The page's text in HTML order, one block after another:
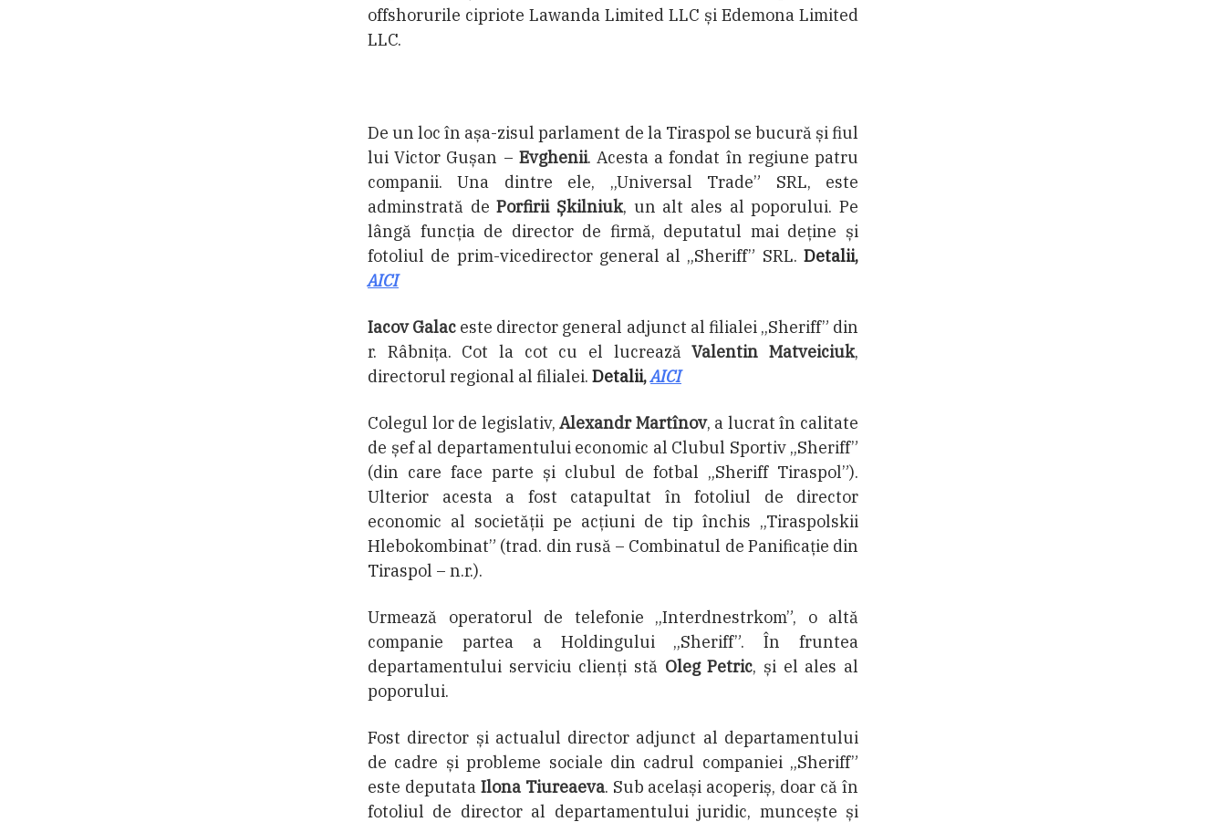
offshorurile cipriote Lawanda Limited LLC și Edemona Limited
LLC.
De un loc în așa-zisul parlament de la Tiraspol se bucură și fiul
lui Victor Gușan – Evghenii. Acesta a fondat în regiune patru
companii. Una dintre ele, „Universal Trade” SRL, este
adminstrată dePorfirii Șkilniuk, un alt ales al poporului. Pe
lângă funcția de director de firmă, deputatul mai deține și
fotoliul de prim-vicedirector general al „Sheriff” SRL. Detalii,
AICI
Iacov Galac este director general adjunct al filialei „Sheriff” din
r. Râbnița. Cot la cot cu el lucreazăValentin Matveiciuk,
directorul regional al filialei. Detalii,AICI
Colegul lor de legislativ,Alexandr Martînov, a lucrat în calitate
de șef al departamentului economic al Clubul Sportiv „Sheriff”
(din care face parte și clubul de fotbal „Sheriff Tiraspol”).
Ulterior acesta a fost catapultat în fotoliul de director
economic al societății pe acțiuni de tip închis „Tiraspolskii
Hlebokombinat” (trad. din rusă – Combinatul de Panificație din
Tiraspol – n.r.).
Urmează operatorul de telefonie „Interdnestrkom”, o altă
companie partea a Holdingului „Sheriff”. În fruntea
departamentului serviciu clienți stă Oleg Petric, și el ales al
poporului.
Fost director și actualul director adjunct al departamentului
de cadre și probleme sociale din cadrul companiei „Sheriff”
este deputata Ilona Tiureaeva. Sub același acoperiș, doar că în
fotoliul de director al departamentului juridic, muncește și